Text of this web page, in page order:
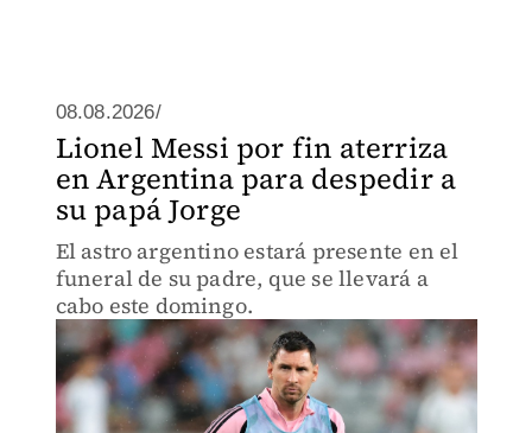
08.08.2026/
Lionel Messi por fin aterriza
en Argentina para despedir a
su papá Jorge
El astro argentino estará presente en el
funeral de su padre, que se llevará a
cabo este domingo.